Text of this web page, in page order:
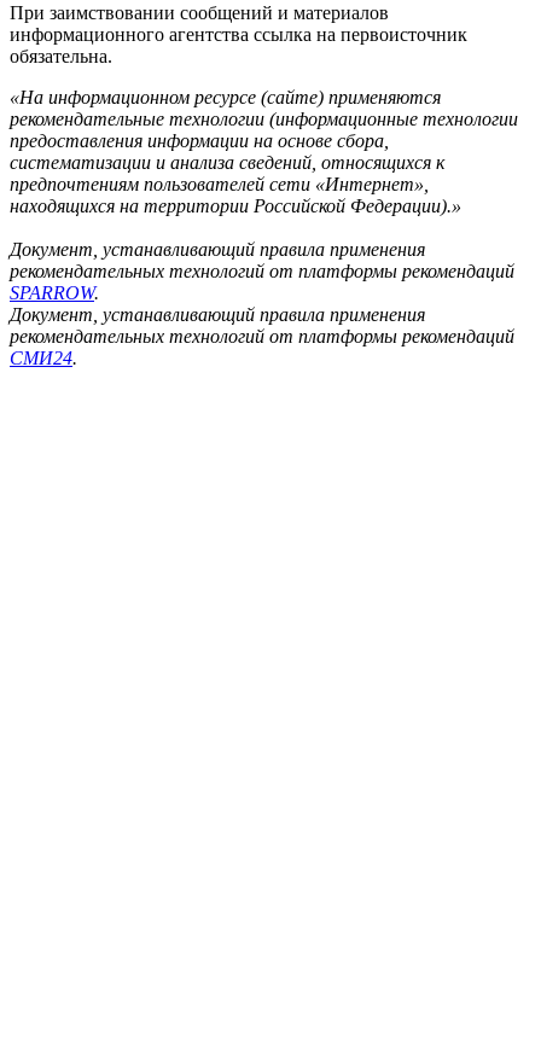
При заимствовании сообщений и материалов
информационного агентства ссылка на первоисточник
обязательна.
«На информационном ресурсе (сайте) применяются
рекомендательные технологии (информационные технологии
предоставления информации на основе сбора,
систематизации и анализа сведений, относящихся к
предпочтениям пользователей сети «Интернет»,
находящихся на территории Российской Федерации).»
Документ, устанавливающий правила применения
рекомендательных технологий от платформы рекомендаций
SPARROW.
Документ, устанавливающий правила применения
рекомендательных технологий от платформы рекомендаций
СМИ24.